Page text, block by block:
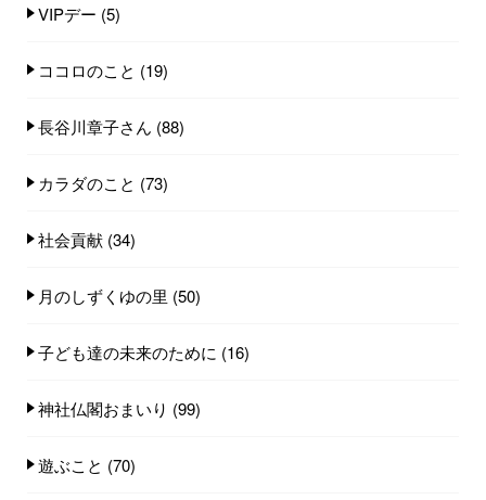
VIPデー (5)
ココロのこと (19)
長谷川章子さん (88)
カラダのこと (73)
社会貢献 (34)
月のしずくゆの里 (50)
子ども達の未来のために (16)
神社仏閣おまいり (99)
遊ぶこと (70)